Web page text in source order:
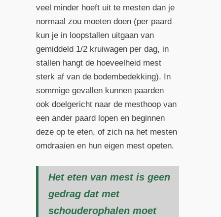
veel minder hoeft uit te mesten dan je
normaal zou moeten doen (per paard
kun je in loopstallen uitgaan van
gemiddeld 1/2 kruiwagen per dag, in
stallen hangt de hoeveelheid mest
sterk af van de bodembedekking). In
sommige gevallen kunnen paarden
ook doelgericht naar de mesthoop van
een ander paard lopen en beginnen
deze op te eten, of zich na het mesten
omdraaien en hun eigen mest opeten.
Het eten van mest is geen
gedrag dat met
schouderophalen moet